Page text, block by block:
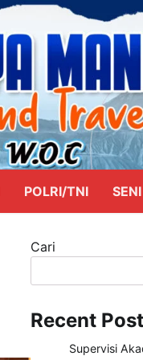
POLRI/TNI
Cari
Recent
Supervisi